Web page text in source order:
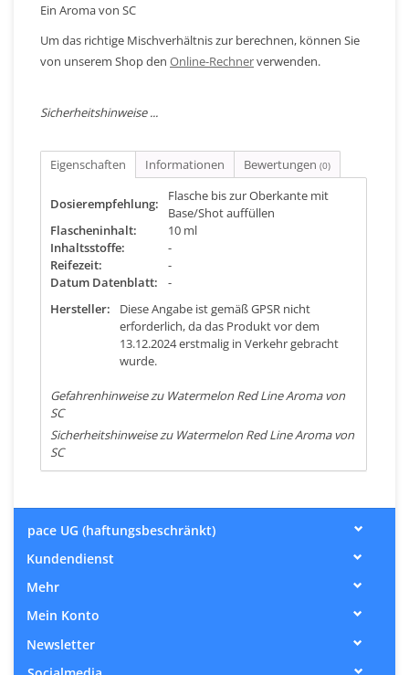
Ein Aroma von SC
Um das richtige Mischverhältnis zur berechnen, können Sie
von unserem Shop den Online-Rechnerverwenden.
Sicherheitshinweise ...
Eigenschaften Informationen Bewertungen (0)
Dosierempfehlung:
Flasche bis zur Oberkante mit
Base/Shot auffüllen
Flascheninhalt:
10 ml
Inhaltsstoffe:
-
Reifezeit:
-
Datum Datenblatt:
-
Hersteller:
Diese Angabe ist gemäß GPSR nicht
erforderlich, da das Produkt vor dem
13.12.2024 erstmalig in Verkehr gebracht
wurde.
Gefahrenhinweise zu Watermelon Red Line Aroma von
SC
Sicherheitshinweise zu Watermelon Red Line Aroma von
SC
pace UG (haftungsbeschränkt)
Kundendienst
Mehr
Mein Konto
Newsletter